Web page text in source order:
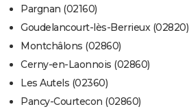
Pargnan (02160)
Goudelancourt-lès-Berrieux (02820)
Montchâlons (02860)
Cerny-en-Laonnois (02860)
Les Autels (02360)
Pancy-Courtecon (02860)